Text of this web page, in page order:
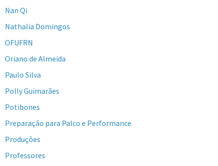
Nan Qi
Nathalia Domingos
OFUFRN
Oriano de Almeida
Paulo Silva
Polly Guimarães
Potibones
Preparação para Palco e Performance
Produções
Professores